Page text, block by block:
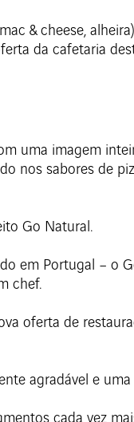
& cheese,
da cafetaria
uma imagem
nos sabores de
Go Natural.
em Portugal – o
chef.
oferta de
agradável e